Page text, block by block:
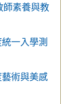
師素養與教
一入學測
術與美感